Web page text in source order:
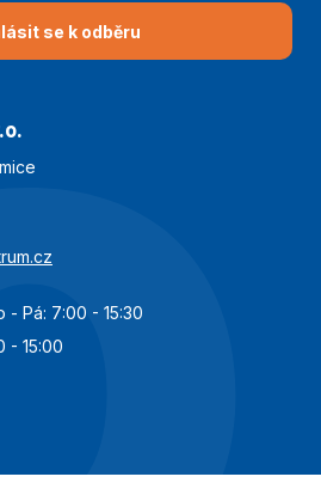
se k odběru
- Pá: 7:00 - 15:30
- 15:00